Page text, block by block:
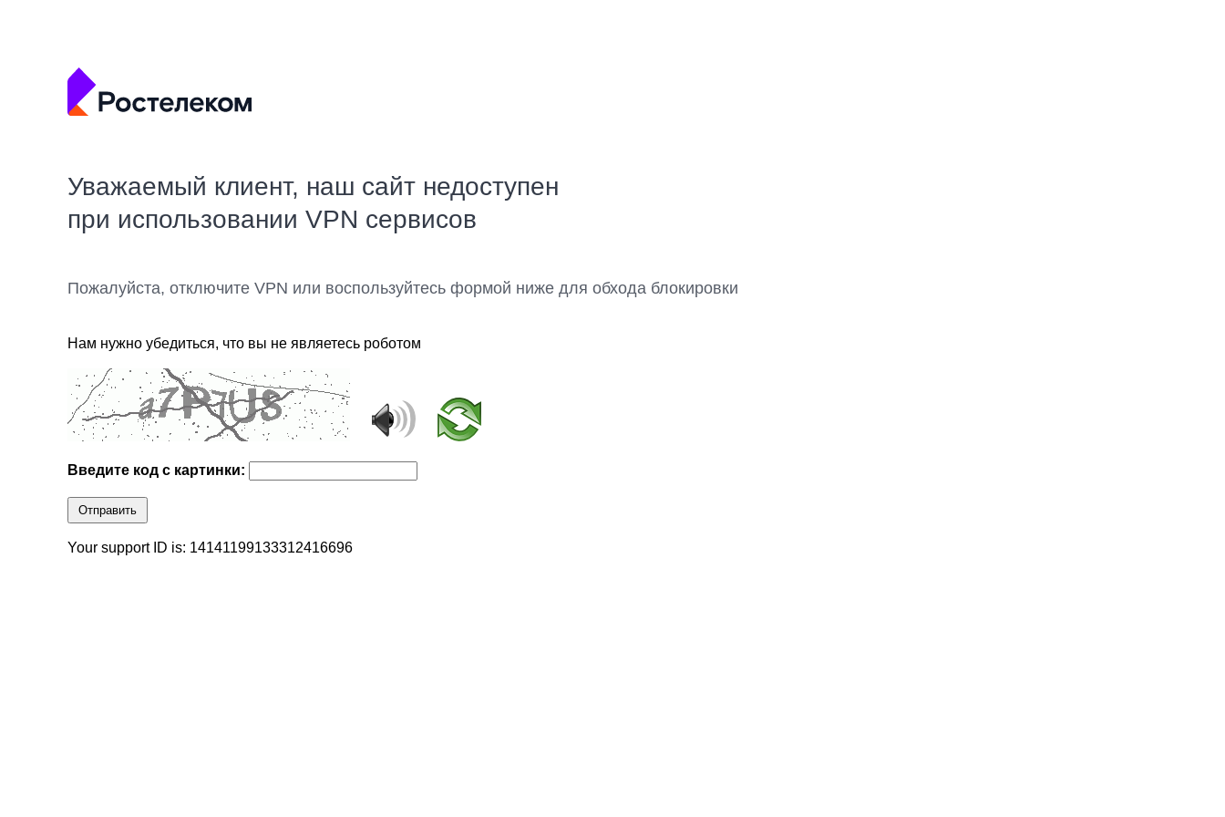
Уважаемый клиент, наш сайт недоступен
при использовании VPN сервисов
Пожалуйста, отключите VPN или воспользуйтесь формой ниже для обхода блокировки
Нам нужно убедиться, что вы не являетесь роботом
Введите код с картинки:
Отправить
Your support ID is: 14141199133312416696